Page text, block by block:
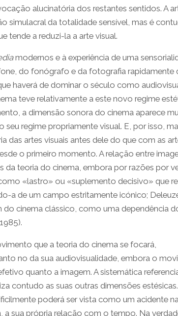
alucinatória dos restantes sentidos. A
simulacral da totalidade sensível, mas é
tende a reduzi-la a arte visual.
modernos e à experiência de uma
do fonógrafo e da fotografia rapidamente
haverá de dominar o século como
teve relativamente a este novo regime
a dimensão sonora do cinema aparece
regime propriamente visual. E, por isso,
artes visuais antes dele do que com as
o primeiro momento. A relação entre
da teoria do cinema, embora por razões por
«lastro» ou «suplemento decisivo» que
a de um campo estritamente icónico;
cinema clássico, como uma dependência
que a teoria do cinema se focará,
no da sua audiovisualidade, embora o
quanto a imagem. A sistemática
contudo as suas outras dimensões
poderá ser vista como um acidente
a sua própria relação com o tempo. Na